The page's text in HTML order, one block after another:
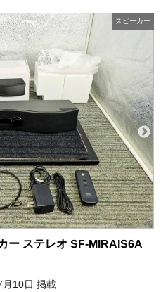
スピーカー
ー ステレオ SF-MIRAIS6A
月10日 掲載